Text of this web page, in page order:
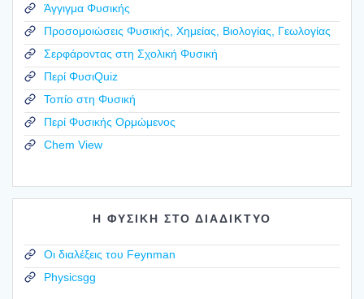
Άγγιγμα Φυσικής
Προσομοιώσεις Φυσικής, Χημείας, Βιολογίας, Γεωλογίας
Σερφάροντας στη Σχολική Φυσική
Περί ΦυσιQuiz
Τοπίο στη Φυσική
Περί Φυσικής Ορμώμενος
Chem View
Η ΦΥΣΙΚΗ ΣΤΟ ΔΙΑΔΙΚΤΥΟ
Οι διαλέξεις του Feynman
Physicsgg